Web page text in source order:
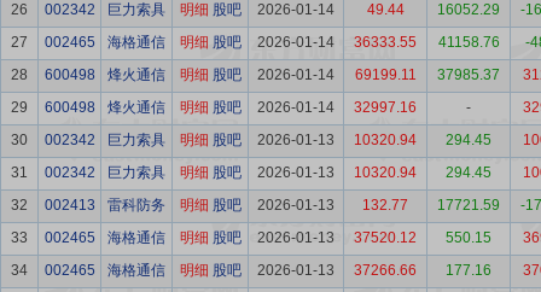
26
002342 巨力索具 明细 股吧 2026-01-14 49.44 16052.29
-
27
002465 海格通信 明细 股吧 2026-01-14 36333.55 41158.76
-
28
600498 烽火通信 明细 股吧 2026-01-14 69199.11 37985.37
29
600498 烽火通信 明细 股吧 2026-01-14 32997.16 -
30
002342 巨力索具 明细 股吧 2026-01-13 10320.94 294.45
31
002342 巨力索具 明细 股吧 2026-01-13 10320.94 294.45
32
002413 雷科防务 明细 股吧 2026-01-13 132.77 17721.59
-
33
002465 海格通信 明细 股吧 2026-01-13 37520.12 550.15
34
002465 海格通信 明细 股吧 2026-01-13 37266.66 177.16